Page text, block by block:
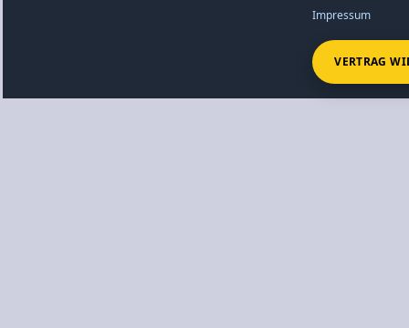
Impressum
VERTRAG